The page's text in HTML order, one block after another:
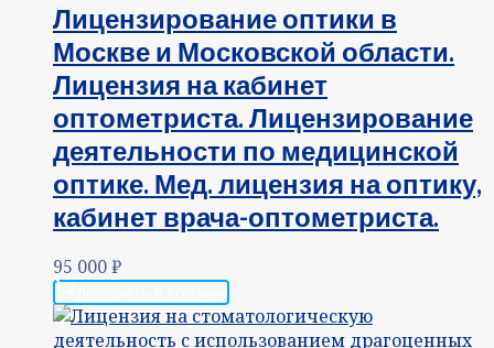
Лицензирование оптики в
Москве и Московской области.
Лицензия на кабинет
оптометриста. Лицензирование
деятельности по медицинской
оптике. Мед. лицензия на оптику,
кабинет врача-оптометриста.
95 000₽